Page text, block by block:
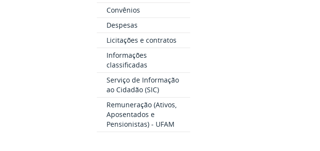
Convênios
Despesas
Licitações e contratos
Informações
classificadas
Serviço de Informação
ao Cidadão (SIC)
Remuneração (Ativos,
Aposentados e
Pensionistas) - UFAM